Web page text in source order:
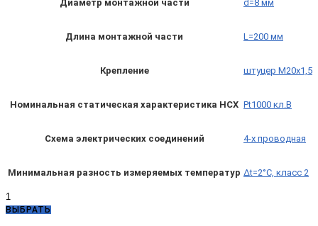
Диаметр монтажной части d=8 мм
Длина монтажной части L=200 мм
Крепление штуцер М20х1,5
Номинальная статическая характеристика НСХ Pt1000 кл.B
Схема электрических соединений 4-х проводная
Минимальная разность измеряемых температур Δt=2°C, класс 2
Количество
товара
ВЫБРАТЬ